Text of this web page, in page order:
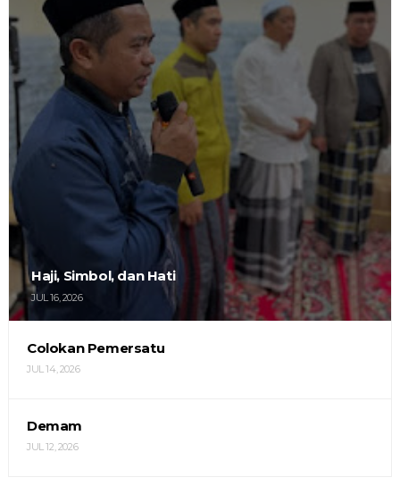
Haji, Simbol, dan Hati
JUL 16, 2026
Colokan Pemersatu
JUL 14, 2026
Demam
JUL 12, 2026